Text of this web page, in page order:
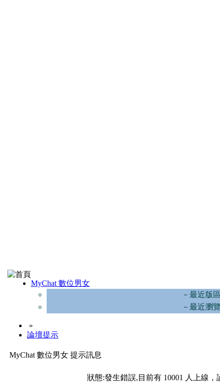
MyChat 數位男女
－最近版
－最近瀏
»
論壇提示
MyChat 數位男女 提示訊息
狀態:發生錯誤,目前有 10001 人上線